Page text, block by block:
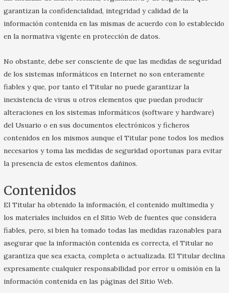
garantizan la confidencialidad, integridad y calidad de la
información contenida en las mismas de acuerdo con lo establecido
en la normativa vigente en protección de datos.
No obstante, debe ser consciente de que las medidas de seguridad
de los sistemas informáticos en Internet no son enteramente
fiables y que, por tanto el Titular no puede garantizar la
inexistencia de virus u otros elementos que puedan producir
alteraciones en los sistemas informáticos (software y hardware)
del Usuario o en sus documentos electrónicos y ficheros
contenidos en los mismos aunque el Titular pone todos los medios
necesarios y toma las medidas de seguridad oportunas para evitar
la presencia de estos elementos dañinos.
Contenidos
El Titular ha obtenido la información, el contenido multimedia y
los materiales incluidos en el Sitio Web de fuentes que considera
fiables, pero, si bien ha tomado todas las medidas razonables para
asegurar que la información contenida es correcta, el Titular no
garantiza que sea exacta, completa o actualizada. El Titular declina
expresamente cualquier responsabilidad por error u omisión en la
información contenida en las páginas del Sitio Web.